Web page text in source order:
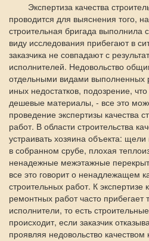
Экспертиза качества
проводится для выяснения того,
строительная бригада выполнила
виду исследования прибегают в
заказчика не совпадают с
исполнителей. Недовольство
отдельными видами выполненных
иных недостатков, подозрение,
дешевые материалы, - все это
проведение экспертизы качества
работ. В области строительства
устраивать хозяина объекта:
в собранном срубе, плохая
ненадежные межэтажные
все это говорит о ненадлежащем
строительных работ. К экспертизе
ремонтных работ часто прибегает
исполнители, то есть
происходит, если заказчик
проявляя недовольство качеством